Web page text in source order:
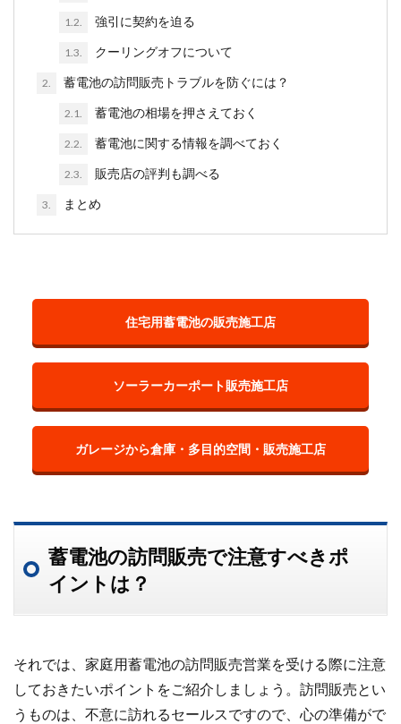
1.2. 強引に契約を迫る
1.3. クーリングオフについて
2. 蓄電池の訪問販売トラブルを防ぐには？
2.1. 蓄電池の相場を押さえておく
2.2. 蓄電池に関する情報を調べておく
2.3. 販売店の評判も調べる
3. まとめ
住宅用蓄電池の販売施工店
ソーラーカーポート販売施工店
ガレージから倉庫・多目的空間・販売施工店
蓄電池の訪問販売で注意すべきポ
イントは？
それでは、家庭用蓄電池の訪問販売営業を受ける際に注意
しておきたいポイントをご紹介しましょう。訪問販売とい
うものは、不意に訪れるセールスですので、心の準備がで